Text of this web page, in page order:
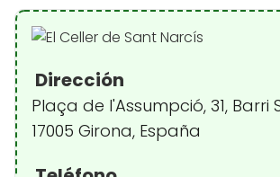
Dirección
Plaça de l'Assumpció, 31, Barri
17005 Girona, España